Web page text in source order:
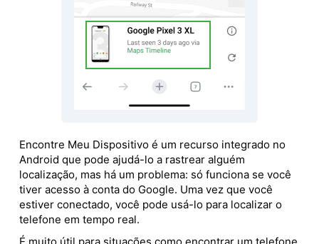
Encontre Meu Dispositivo é um recurso integrado no
Android que pode ajudá-lo a rastrear alguém
localização, mas há um problema: só funciona se você
tiver acesso à conta do Google. Uma vez que você
estiver conectado, você pode usá-lo para localizar o
telefone em tempo real.